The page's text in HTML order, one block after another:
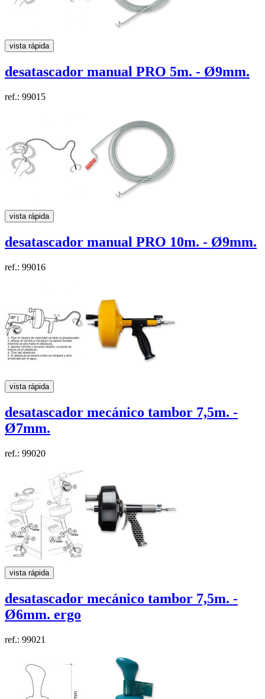
vista rápida
desatascador manual PRO 5m. - Ø9mm.
ref.: 99015
vista rápida
desatascador manual PRO 10m. - Ø9mm.
ref.: 99016
vista rápida
desatascador mecánico tambor 7,5m. -
Ø7mm.
ref.: 99020
vista rápida
desatascador mecánico tambor 7,5m. -
Ø6mm. ergo
ref.: 99021